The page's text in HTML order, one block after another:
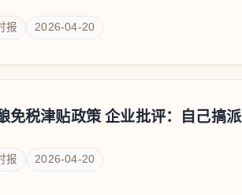
报 2026-04-20
免税津贴政策 企业批评：自己搞
报 2026-04-20